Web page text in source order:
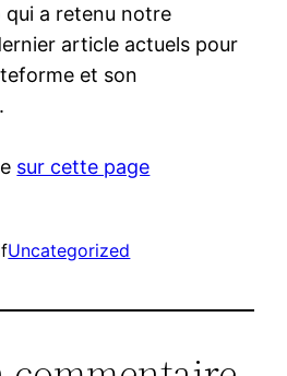
a retenu notre
article actuels pour
et son
sur cette page
Uncategorized